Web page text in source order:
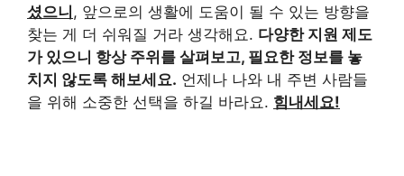
셨으니 , 앞으로의 생활에 도움이 될 수 있는 방향을
찾는 게 더 쉬워질 거라 생각해요. 다양한 지원 제도
가 있으니 항상 주위를 살펴보고, 필요한 정보를 놓
치지 않도록 해보세요. 언제나 나와 내 주변 사람들
을 위해 소중한 선택을 하길 바라요. 힘내세요!